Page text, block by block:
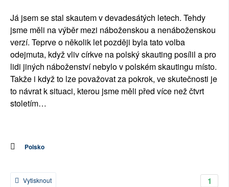
Já jsem se stal skautem v devadesátých letech. Tehdy
jsme měli na výběr mezi náboženskou a nenáboženskou
verzí. Teprve o několik let později byla tato volba
odejmuta, když vliv církve na polský skauting posílil a pro
lidi jiných náboženství nebylo v polském skautingu místo.
Takže i když to lze považovat za pokrok, ve skutečnosti je
to návrat k situaci, kterou jsme měli před více než čtvrt
stoletím…
Polsko
1
Vytisknout